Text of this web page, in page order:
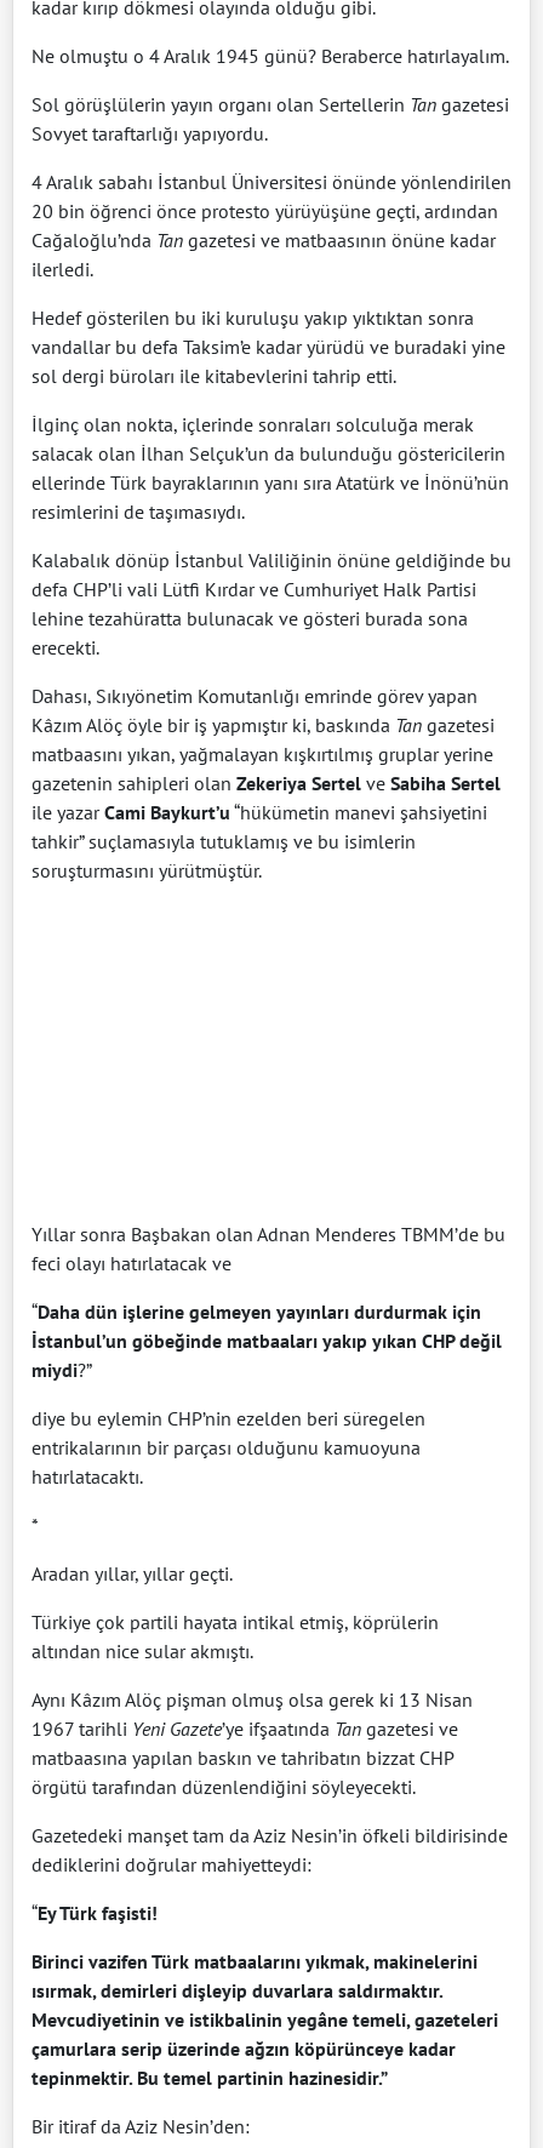
kadar kırıp dökmesi olayında olduğu gibi.
Ne olmuştu o 4 Aralık 1945 günü? Beraberce hatırlayalım.
Sol görüşlülerin yayın organı olan Sertellerin Tan gazetesi
Sovyet taraftarlığı yapıyordu.
4 Aralık sabahı İstanbul Üniversitesi önünde yönlendirilen
20 bin öğrenci önce protesto yürüyüşüne geçti, ardından
Cağaloğlu’nda Tan gazetesi ve matbaasının önüne kadar
ilerledi.
Hedef gösterilen bu iki kuruluşu yakıp yıktıktan sonra
vandallar bu defa Taksim’e kadar yürüdü ve buradaki yine
sol dergi büroları ile kitabevlerini tahrip etti.
İlginç olan nokta, içlerinde sonraları solculuğa merak
salacak olan İlhan Selçuk’un da bulunduğu göstericilerin
ellerinde Türk bayraklarının yanı sıra Atatürk ve İnönü’nün
resimlerini de taşımasıydı.
Kalabalık dönüp İstanbul Valiliğinin önüne geldiğinde bu
defa CHP’li vali Lütfi Kırdar ve Cumhuriyet Halk Partisi
lehine tezahüratta bulunacak ve gösteri burada sona
erecekti.
Dahası, Sıkıyönetim Komutanlığı emrinde görev yapan
Kâzım Alöç öyle bir iş yapmıştır ki, baskında Tan gazetesi
matbaasını yıkan, yağmalayan kışkırtılmış gruplar yerine
gazetenin sahipleri olan Zekeriya Sertel ve Sabiha Sertel
ile yazarCami Baykurt’u “hükümetin manevi şahsiyetini
tahkir” suçlamasıyla tutuklamış ve bu isimlerin
soruşturmasını yürütmüştür.
Yıllar sonra Başbakan olan Adnan Menderes TBMM’de bu
feci olayı hatırlatacak ve
“Daha dün işlerine gelmeyen yayınları durdurmak için
İstanbul’un göbeğinde matbaaları yakıp yıkan CHP değil
miydi?”
diye bu eylemin CHP’nin ezelden beri süregelen
entrikalarının bir parçası olduğunu kamuoyuna
hatırlatacaktı.
*
Aradan yıllar, yıllar geçti.
Türkiye çok partili hayata intikal etmiş, köprülerin
altından nice sular akmıştı.
Aynı Kâzım Alöç pişman olmuş olsa gerek ki 13 Nisan
1967 tarihli Yeni Gazete’ye ifşaatında Tan gazetesi ve
matbaasına yapılan baskın ve tahribatın bizzat CHP
örgütü tarafından düzenlendiğini söyleyecekti.
Gazetedeki manşet tam da Aziz Nesin’in öfkeli bildirisinde
dediklerini doğrular mahiyetteydi:
“Ey Türk faşisti!
Birinci vazifen Türk matbaalarını yıkmak, makinelerini
ısırmak, demirleri dişleyip duvarlara saldırmaktır.
Mevcudiyetinin ve istikbalinin yegâne temeli, gazeteleri
çamurlara serip üzerinde ağzın köpürünceye kadar
tepinmektir. Bu temel partinin hazinesidir.”
Bir itiraf da Aziz Nesin’den: